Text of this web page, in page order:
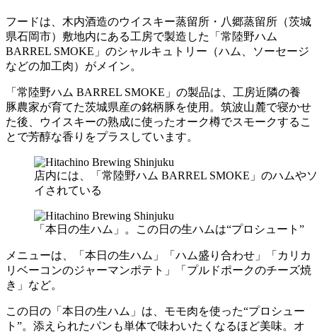
フードは、木内酒造のウイスキー蒸留所・八郷蒸留所（茨城
県石岡市）敷地内にある工房で製造した「常陸野ハム
BARREL SMOKE」のシャルキュトリー（ハム、ソーセージ
などの加工肉）がメイン。
「常陸野ハム BARREL SMOKE」の製品は、工房近隣の養
豚農家が育てた茨城県産の銘柄豚を使用。筑波山麓で寝かせ
た後、ウイスキーの熟成に使ったオーク樽でスモークするこ
とで芳醇な香りをプラスしています。
店内には、「常陸野ハム BARREL SMOKE」のハムや
イされている
「本日の生ハム」。この日の生ハムは“プロシュート”
メニューは、「本日の生ハム」「ハム盛り合わせ」「カリカ
リベーコンのジャーマンポテト」「プルドポークのチーズ焼
き」など。
この日の「本日の生ハム」は、モモ肉を使った“プロシュー
ト”。添えられたパンも単体で味わいたくなるほど美味。オ